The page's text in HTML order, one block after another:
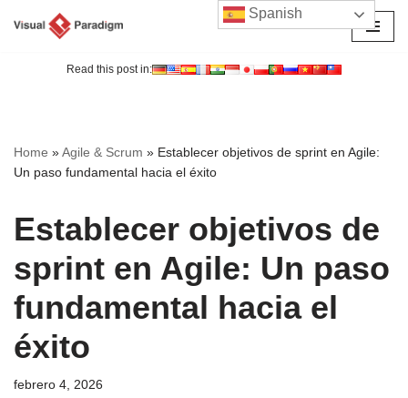
Read this post in:
Home »Agile & Scrum » Establecer objetivos de sprint en Agile:
Un paso fundamental hacia el éxito
Establecer objetivos de
sprint en Agile: Un paso
fundamental hacia el
éxito
febrero 4, 2026
Spanish